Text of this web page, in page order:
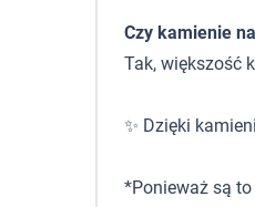
Czy kamienie
Tak, większość
✨ Dzięki
*Ponieważ są